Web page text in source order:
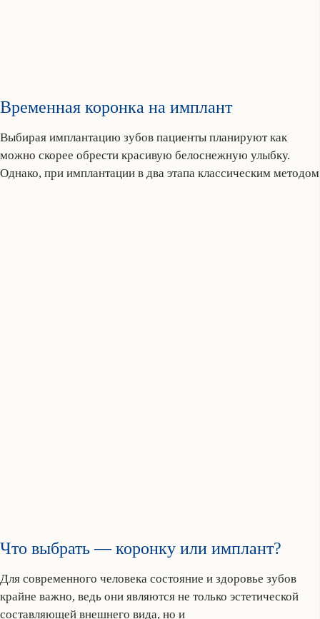
Временная коронка на имплант
Выбирая имплантацию зубов пациенты планируют как
можно скорее обрести красивую белоснежную улыбку.
Однако, при имплантации в два этапа классическим методом
Что выбрать — коронку или имплант?
Для современного человека состояние и здоровье зубов
крайне важно, ведь они являются не только эстетической
составляющей внешнего вида, но и